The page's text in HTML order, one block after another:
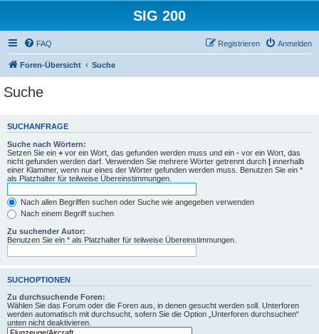
SIG 200
FAQ Anmelden
Registrieren
Foren-Übersicht Suche
Suche
SUCHANFRAGE
Suche nach Wörtern:
Setzen Sie ein + vor ein Wort, das gefunden werden muss und ein - vor ein Wort, das
nicht gefunden werden darf. Verwenden Sie mehrere Wörter getrennt durch | innerhalb
einer Klammer, wenn nur eines der Wörter gefunden werden muss. Benutzen Sie ein *
als Platzhalter für teilweise Übereinstimmungen.
Nach allen Begriffen suchen oder Suche wie angegeben verwenden
Nach einem Begriff suchen
Zu suchender Autor:
Benutzen Sie ein * als Platzhalter für teilweise Übereinstimmungen.
SUCHOPTIONEN
Zu durchsuchende Foren:
Wählen Sie das Forum oder die Foren aus, in denen gesucht werden soll. Unterforen
werden automatisch mit durchsucht, sofern Sie die Option „Unterforen durchsuchen“
unten nicht deaktivieren.